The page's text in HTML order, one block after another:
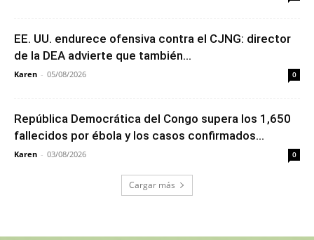
EE. UU. endurece ofensiva contra el CJNG: director
de la DEA advierte que también...
Karen - 05/08/2026 0
República Democrática del Congo supera los 1,650
fallecidos por ébola y los casos confirmados...
Karen - 03/08/2026 0
Cargar más